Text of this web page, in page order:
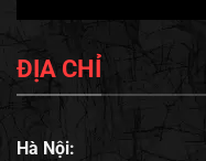
ĐỊA CHỈ
Hà Nội: